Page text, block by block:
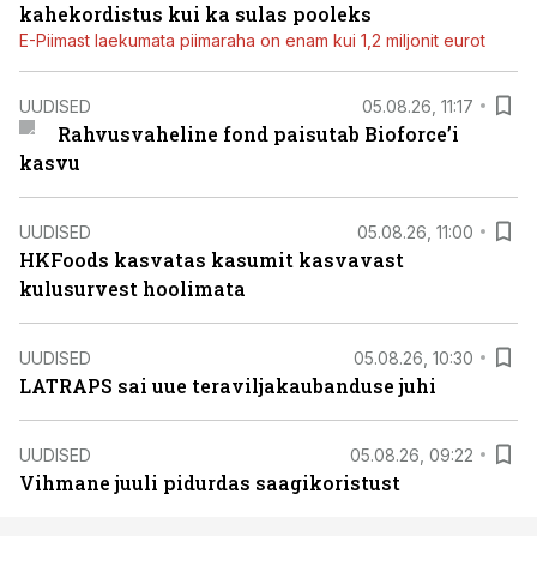
kahekordistus kui ka sulas pooleks
E-Piimast laekumata piimaraha on enam kui 1,2 miljonit eurot
UUDISED 05.08.26, 11:17
Rahvusvaheline fond paisutab Bioforce’i
kasvu
UUDISED 05.08.26, 11:00
HKFoods kasvatas kasumit kasvavast
kulusurvest hoolimata
UUDISED 05.08.26, 10:30
LATRAPS sai uue teraviljakaubanduse juhi
UUDISED 05.08.26, 09:22
Vihmane juuli pidurdas saagikoristust